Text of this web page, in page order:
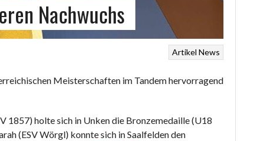
Nachwuchs
Artikel News
Meisterschaften im Tandem hervorragend
1857) holte sich in Unken die Bronzemedaille (U18
(ESV Wörgl) konnte sich in Saalfelden den